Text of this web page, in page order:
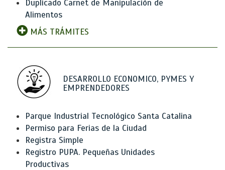
Duplicado Carnet de Manipulación de
Alimentos
MÁS TRÁMITES
DESARROLLO ECONOMICO, PYMES Y
EMPRENDEDORES
Parque Industrial Tecnológico Santa Catalina
Permiso para Ferias de la Ciudad
Registra Simple
Registro PUPA. Pequeñas Unidades
Productivas